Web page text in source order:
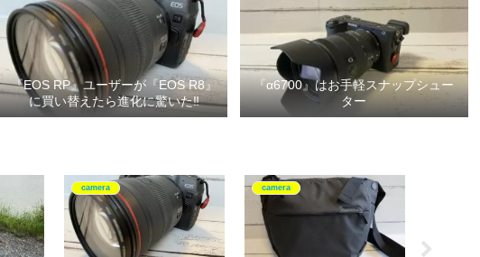
『EOS RP』ユーザーが『EOS R8』
に買い替えたら進化に驚いた‼
『α6700』はお手軽スナップシュー
ター
camera camera